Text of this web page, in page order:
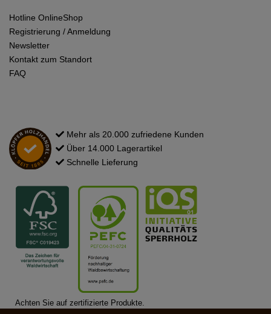
Hotline OnlineShop
Registrierung / Anmeldung
Newsletter
Kontakt zum Standort
FAQ
Mehr als 20.000 zufriedene Kunden
Über 14.000 Lagerartikel
Schnelle Lieferung
Achten Sie auf zertifizierte Produkte.